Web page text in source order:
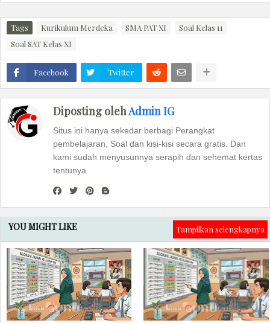
Tags Kurikulum Merdeka SMA PAT XI
Soal Kelas 11
Soal SAT Kelas XI
Facebook Twitter
Diposting olehAdmin IG
Situs ini hanya sekedar berbagi Perangkat
pembelajaran, Soal dan kisi-kisi secara gratis. Dan
kami sudah menyusunnya serapih dan sehemat kertas
tentunya.
YOU MIGHT LIKE Tampilkan selengkapnya